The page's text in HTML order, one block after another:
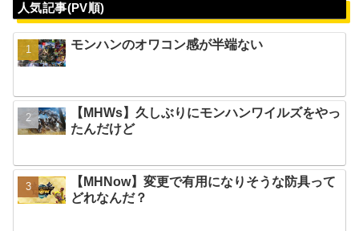
人気記事(PV順)
モンハンのオワコン感が半端ない
【MHWs】久しぶりにモンハンワイルズをやっ
たんだけど
【MHNow】変更で有用になりそうな防具って
どれなんだ？